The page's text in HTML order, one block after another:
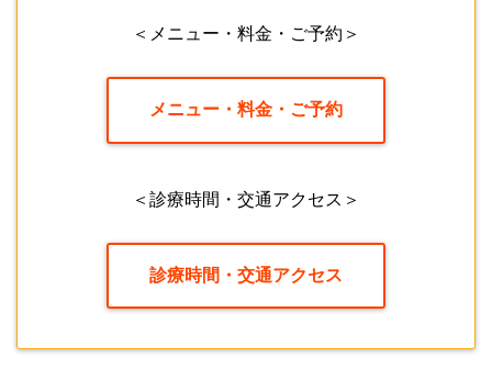
＜メニュー・料金・ご予約＞
メニュー・料金・ご予約
＜診療時間・交通アクセス＞
診療時間・交通アクセス